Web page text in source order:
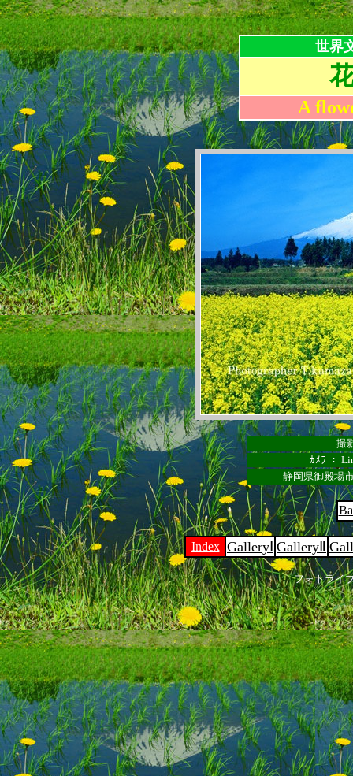
世界
A
撮
ｶﾒﾗ ：
静岡県御殿場
Index GalleryⅠ GalleryⅡ
フォトライ